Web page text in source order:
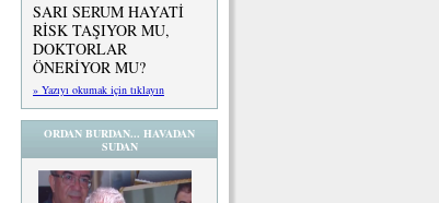
SARI SERUM HAYATİ
RİSK TAŞIYOR MU,
DOKTORLAR
ÖNERİYOR MU?
» Yazıyı okumak için tıklayın
ORDAN BURDAN... HAVADAN
SUDAN